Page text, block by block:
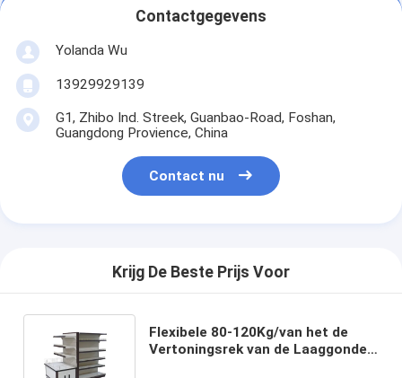
Contactgegevens
Yolanda Wu
13929929139
G1, Zhibo Ind. Streek, Guanbao-Road, Foshan,
Guangdong Provience, China
Contact nu
Krijg De Beste Prijs Voor
Flexibele 80-120Kg/van het de
Vertoningsrek van de Laaggondel